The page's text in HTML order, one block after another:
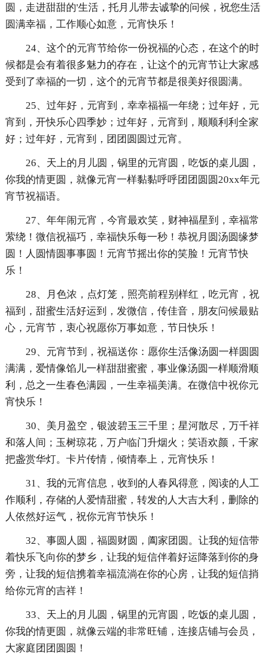
圆，走进甜甜的'生活，托月儿带去诚挚的问候，祝您生活
圆满幸福，工作顺心如意，元宵快乐！
24、这个的元宵节给你一份祝福的心态，在这个的时
候都是会有着很多魅力的存在，让这个的元宵节让大家感
受到了幸福的一切，这个的元宵节都是很美好很圆满。
25、过年好，元宵到，幸幸福福一年绕；过年好，元
宵到，开快乐心四季妙；过年好，元宵到，顺顺利利全家
好；过年好，元宵到，团团圆圆过元宵。
26、天上的月儿圆，锅里的元宵圆，吃饭的桌儿圆，
你我的情更圆，就像元宵一样黏黏呼呼团团圆圆20xx年元
宵节祝福语。
27、年年闹元宵，今宵最欢笑，财神福星到，幸福常
萦绕！微信祝福巧，幸福快乐每一秒！恭祝月圆汤圆缘梦
圆！人圆情圆事事圆！元宵节摇出你的笑脸！元宵节快
乐！
28、月色浓，点灯笼，照亮前程别样红，吃元宵，祝
福到，甜蜜生活好运到，发微信，传佳音，朋友问候最贴
心，元宵节，衷心祝愿你万事如意，节日快乐！
29、元宵节到，祝福送你：愿你生活像汤圆一样圆圆
满满，爱情像馅儿一样甜甜蜜蜜，事业像汤圆一样顺滑顺
利，总之一生春色满园，一生幸福美满。在微信中祝你元
宵快乐！
30、美月盈空，银波碧玉三千里；星河散尽，万千祥
和落人间；玉树琼花，万户临门升烟火；笑语欢颜，千家
把盏赏华灯。卡片传情，倾情奉上，元宵快乐！
31、我的元宵信息，收到的人春风得意，阅读的人工
作顺利，存储的人爱情甜蜜，转发的人大吉大利，删除的
人依然好运气，祝你元宵节快乐！
32、事圆人圆，福圆财圆，阖家团圆。让我的短信带
着快乐飞向你的梦乡，让我的短信伴着好运降落到你的身
旁，让我的短信携着幸福流淌在你的心房，让我的短信捎
给你元宵的吉祥！
33、天上的月儿圆，锅里的元宵圆，吃饭的桌儿圆，
你我的情更圆，就像云端的非常旺铺，连接店铺与会员，
大家庭团团圆圆！